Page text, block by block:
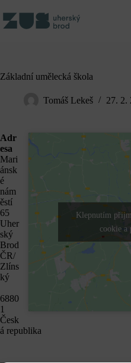
to
content
Základní umělecká škola
Tomáš Lekeš 27. 2.
Klepnutím
cookie a
Adr
esa
Mari
ánsk
é
nám
ěstí
65
Uher
ský
Brod
ČR/
Zlíns
ký
6880
1
Česk
á republika